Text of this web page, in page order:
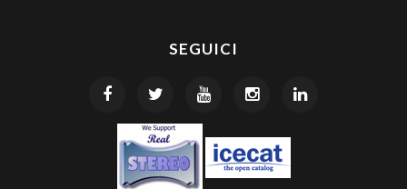
SEGUICI